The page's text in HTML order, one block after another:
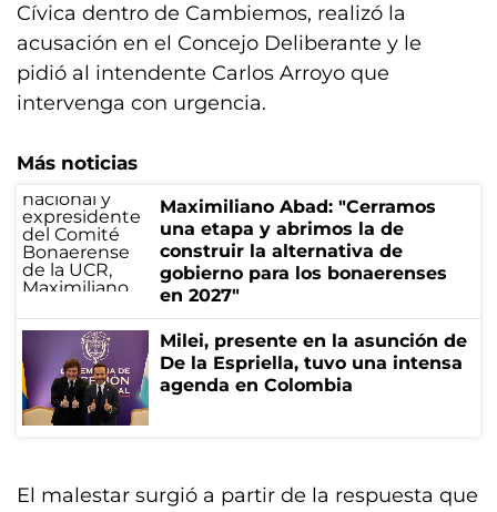
Cívica dentro de Cambiemos, realizó la
acusación en el Concejo Deliberante y le
pidió al intendente Carlos Arroyo que
intervenga con urgencia.
Más noticias
Maximiliano Abad: "Cerramos
una etapa y abrimos la de
construir la alternativa de
gobierno para los bonaerenses
en 2027"
Milei, presente en la asunción de
De la Espriella, tuvo una intensa
agenda en Colombia
El malestar surgió a partir de la respuesta que